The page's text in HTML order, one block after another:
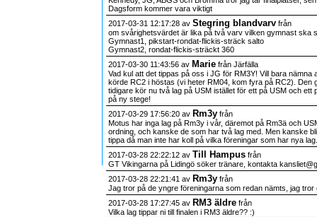
Dagsform kommer vara viktigt
2017-03-31 12:17:28 av Stegring blandvarv från
om svårighetsvärdet är lika på två varv vilken gymnast ska
Gymnast1, pikstart-rondat-flickis-sträck salto
Gymnast2, rondat-flickis-sträckt 360
2017-03-30 11:43:56 av Marie från Järfälla
Vad kul att det tippas på oss i JG för RM3Y! Vill bara nämna
körde RC2 i höstas (vi heter RM04, kom fyra på RC2). Den
tidigare kör nu två lag på USM istället för ett på USM och
på ny stege!
2017-03-29 17:56:20 av Rm3y från
Motus har inga lag på Rm3y i vår, däremot på Rm3ä och
ordning, och kanske de som har två lag med. Men kanske
tippa då man inte har koll på vilka föreningar som har nya
2017-03-28 22:22:12 av Till Hampus från
GT Vikingarna på Lidingö söker tränare, kontakta
2017-03-28 22:21:41 av Rm3y från
Jag tror på de yngre föreningarna som redan nämts, jag
2017-03-28 17:27:45 av RM3 äldre från
Vilka lag tippar ni till finalen i RM3 äldre?? :)